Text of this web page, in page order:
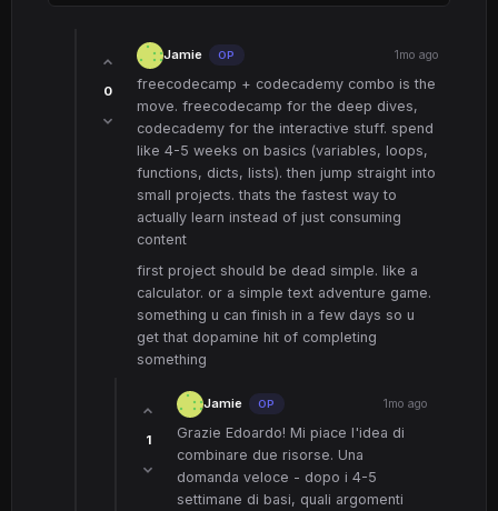
0
Jamie OP 1mo ago
freecodecamp + codecademy combo is the
move. freecodecamp for the deep dives,
codecademy for the interactive stuff. spend
like 4-5 weeks on basics (variables, loops,
functions, dicts, lists). then jump straight into
small projects. thats the fastest way to
actually learn instead of just consuming
content
first project should be dead simple. like a
calculator. or a simple text adventure game.
something u can finish in a few days so u
get that dopamine hit of completing
something
1
Jamie OP 1mo ago
Grazie Edoardo! Mi piace l'idea di
combinare due risorse. Una
domanda veloce - dopo i 4-5
settimane di basi, quali argomenti